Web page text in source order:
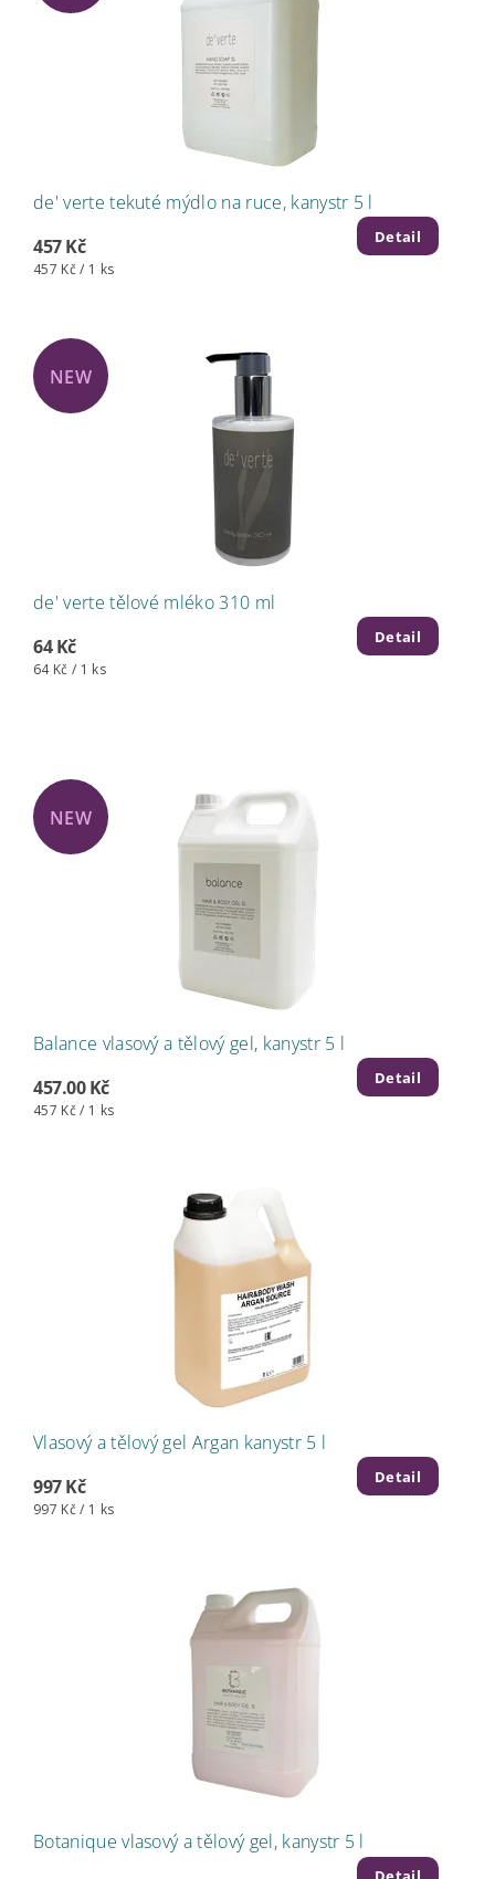
de' verte tekuté mýdlo na ruce, kanystr 5 l
457 Kč
457 Kč / 1 ks
Detail
NEW
de' verte tělové mléko 310 ml
64 Kč
64 Kč / 1 ks
Detail
NEW
Balance vlasový a tělový gel, kanystr 5 l
457.00 Kč
457 Kč / 1 ks
Detail
Vlasový a tělový gel Argan kanystr 5 l
997 Kč
997 Kč / 1 ks
Detail
Botanique vlasový a tělový gel, kanystr 5 l